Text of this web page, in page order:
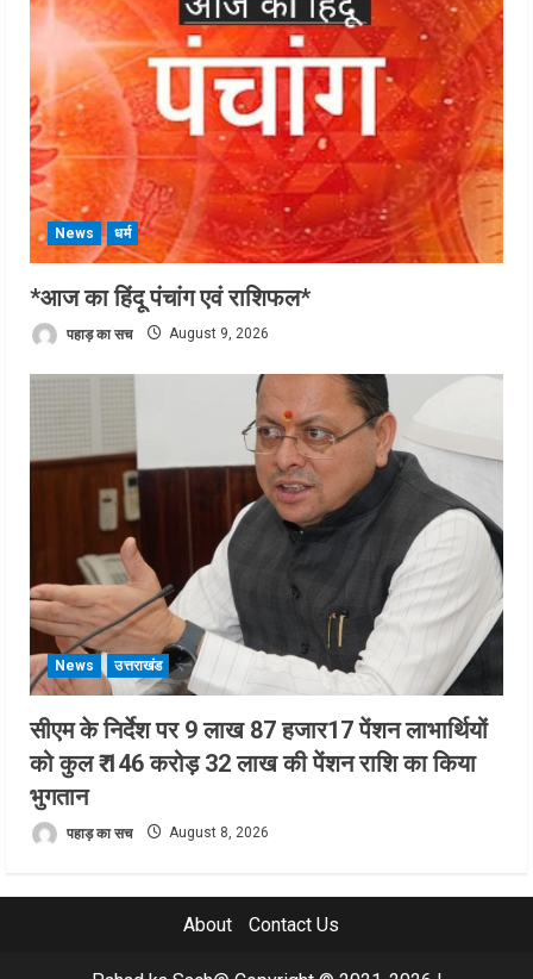
News धर्म
*आज का हिंदू पंचांग एवं राशिफल*
पहाड़ का सच August 9, 2026
News उत्तराखंड
सीएम के निर्देश पर 9 लाख 87 हजार17 पेंशन लाभार्थियों
को कुल ₹ 146 करोड़ 32 लाख की पेंशन राशि का किया
भुगतान
पहाड़ का सच August 8, 2026
About Contact Us